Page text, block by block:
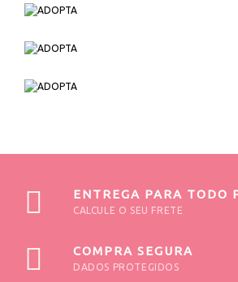
ENTREGA PARA TODO
CALCULE O SEU FRETE
COMPRA SEGURA
DADOS PROTEGIDOS